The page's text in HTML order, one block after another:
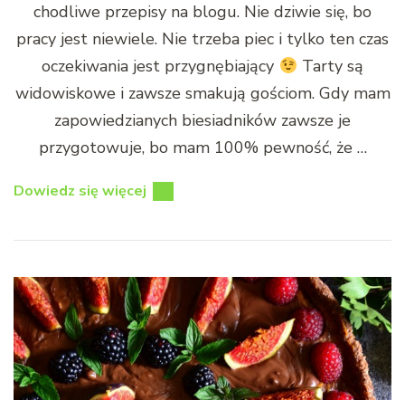
chodliwe przepisy na blogu. Nie dziwie się, bo
pracy jest niewiele. Nie trzeba piec i tylko ten czas
oczekiwania jest przygnębiający
Tarty są
widowiskowe i zawsze smakują gościom. Gdy mam
zapowiedzianych biesiadników zawsze je
przygotowuje, bo mam 100% pewność, że …
Dowiedz się więcej